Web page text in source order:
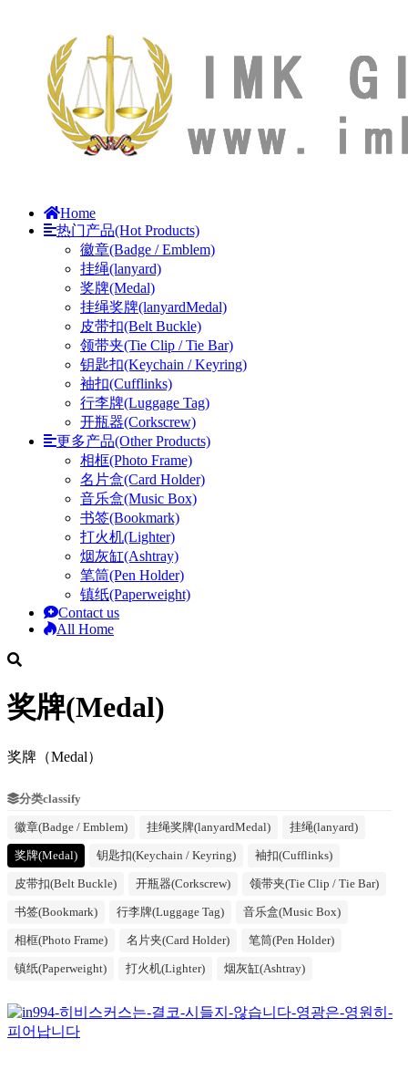
Home
热门产品(Hot Products)
徽章(Badge / Emblem)
挂绳(lanyard)
奖牌(Medal)
挂绳奖牌(lanyardMedal)
皮带扣(Belt Buckle)
领带夹(Tie Clip / Tie Bar)
钥匙扣(Keychain / Keyring)
袖扣(Cufflinks)
行李牌(Luggage Tag)
开瓶器(Corkscrew)
更多产品(Other Products)
相框(Photo Frame)
名片盒(Card Holder)
音乐盒(Music Box)
书签(Bookmark)
打火机(Lighter)
烟灰缸(Ashtray)
笔筒(Pen Holder)
镇纸(Paperweight)
Contact us
All Home
奖牌(Medal)
奖牌（Medal）
分类classify
徽章(Badge / Emblem) 挂绳奖牌(lanyardMedal) 挂绳(lanyard)
奖牌(Medal) 钥匙扣(Keychain / Keyring) 袖扣(Cufflinks)
皮带扣(Belt Buckle) 开瓶器(Corkscrew) 领带夹(Tie Clip / Tie Bar)
书签(Bookmark) 行李牌(Luggage Tag) 音乐盒(Music Box)
相框(Photo Frame) 名片夹(Card Holder) 笔筒(Pen Holder)
镇纸(Paperweight) 打火机(Lighter) 烟灰缸(Ashtray)